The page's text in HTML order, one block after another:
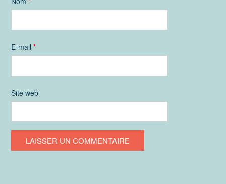
E-mail *
Site web